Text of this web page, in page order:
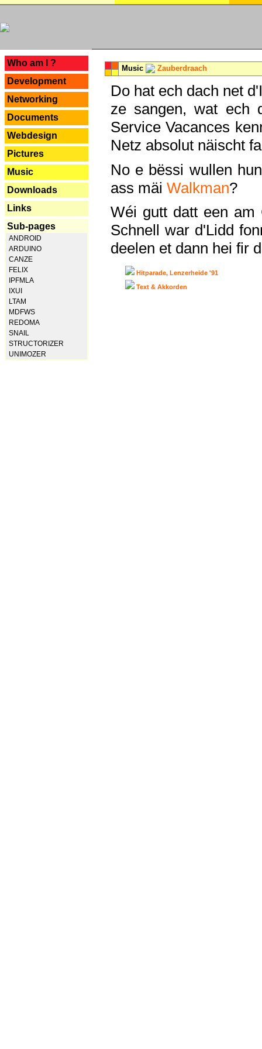
Who am I ?
Development
Networking
Documents
Webdesign
Pictures
Music
Downloads
Links
Sub-pages
ANDROID
ARDUINO
CANZE
FELIX
IPFMLA
IXUI
LTAM
MDFWS
REDOMA
SNAIL
STRUCTORIZER
UNIMOZER
Music Zauberdraach
Do hat ech dach net
ze sangen, wat ech
Service Vacances
Netz absolut näischt
No e bëssi wullen
ass mäi Walkman?
Wéi gutt datt een am
Schnell war d'Lidd
deelen et dann hei fir
Hitparade, Lenzerheide '91
Text & Akkorden